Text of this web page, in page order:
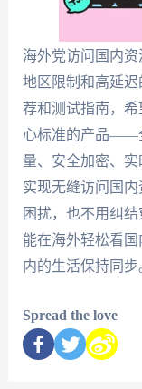
海外党访问国内
地区限制和高延
荐和测试指南，
心标准的产品——
量、安全加密、
实现无缝访问国
困扰，也不用纠
能在海外轻松看
内的生活保持同步
Spread the love